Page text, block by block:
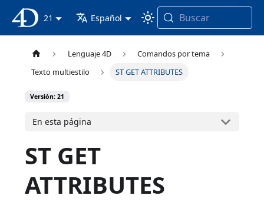
Documentación 4D
21 Español Buscar
Lenguaje 4D
Comandos por tema
Texto multiestilo
ST GET ATTRIBUTES
Versión: 21
En esta página
ST GET
ATTRIBUTES